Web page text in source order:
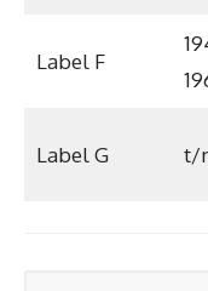
Label F
Label G t/